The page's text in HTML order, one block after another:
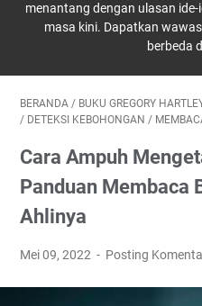
menantang dengan ulasan
masa kini. Dapatkan
berbeda
BERANDA / BUKU GREGORY
/ DETEKSI KEBOHONGAN /
Cara Ampuh
Panduan Membaca
Ahlinya
Mei 09, 2022 Posting